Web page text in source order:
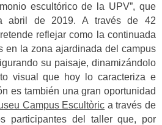
escultórico de la UPV”, que
abril de 2019. A través de 42
reflejar como la continuada
en la zona ajardinada del campus
su paisaje, dinamizándolo
visual que hoy lo caracteriza e
es también una gran oportunidad
Campus Escultòric a través de
participantes del taller que, por